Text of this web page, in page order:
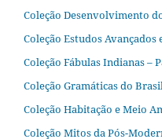
Coleção Desenvolvimento
Coleção Estudos Avançados
Coleção Fábulas Indianas –
Coleção Gramáticas do
Coleção Habitação e Meio
Coleção Mitos da Pós-